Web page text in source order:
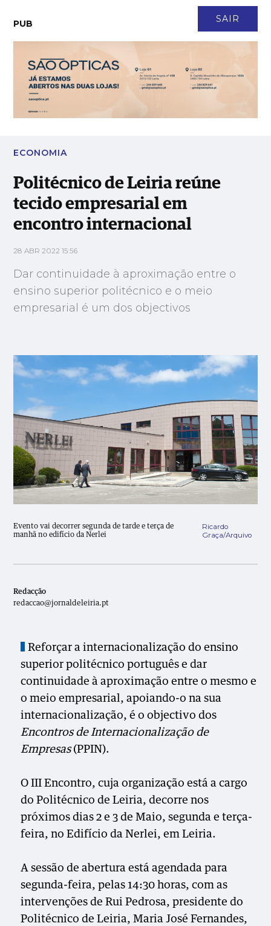
SAIR
PUB
Politécnico de Leiria reúne tecido empresarial em encontro
internacional
ECONOMIA
Politécnico de Leiria reúne
tecido empresarial em
encontro internacional
28 ABR 2022 15:56
Dar continuidade à aproximação entre o
ensino superior politécnico e o meio
empresarial é um dos objectivos
Evento vai decorrer segunda de tarde e terça de
manhã no edifício da Nerlei
Ricardo
Graça/Arquivo
Redacção
redaccao@jornaldeleiria.pt
Reforçar a internacionalização do ensino
superior politécnico português e dar
continuidade à aproximação entre o mesmo e
o meio empresarial, apoiando-o na sua
internacionalização, é o objectivo dos
Encontros de Internacionalização de
Empresas(PPIN).
O III Encontro, cuja organização está a cargo
do Politécnico de Leiria, decorre nos
próximos dias 2 e 3 de Maio, segunda e terça-
feira, no Edifício da Nerlei, em Leiria.
A sessão de abertura está agendada para
segunda-feira, pelas 14:30 horas, com as
intervenções de Rui Pedrosa, presidente do
Politécnico de Leiria, Maria José Fernandes,